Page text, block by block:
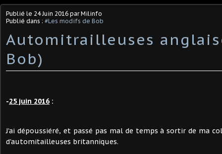
Publié le 24 Juin 2016 par Milinfo
Publié dans : #Les modifs de Bob
Automitrailleuses
Bob)
-25 juin 2016 :
J'ai dépoussiéré, et passé pas mal de temps à sortir de ma
d'automitailleuses britanniques.